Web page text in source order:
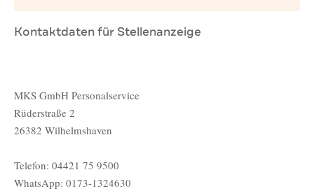
Kontaktdaten für Stellenanzeige
MKS GmbH Personalservice
Rüderstraße 2
26382 Wilhelmshaven
Telefon: 04421 75 9500
WhatsApp: 0173-1324630